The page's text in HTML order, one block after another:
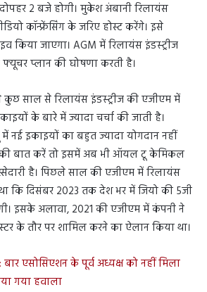
2 बजे होगी। मुकेश अंबानी रिलायंस
कॉन्फ्रेंसिंग के जरिए होस्ट करेंगे। इसे
किया जाएगा। AGM में रिलायंस इंडस्ट्रीज
प्लान की घोषणा करती है।
साल से रिलायंस इंडस्ट्रीज की एजीएम में
के बारे में ज्यादा चर्चा की जाती है।
नई इकाइयों का बहुत ज्यादा योगदान नहीं
की बात करें तो इसमें अब भी ऑयल टू केमिकल
है। पिछले साल की एजीएम में रिलायंस
कि दिसंबर 2023 तक देश भर में जियो की 5जी
इसके अलावा, 2021 की एजीएम में कंपनी ने
के तौर पर शामिल करने का ऐलान किया था।
एसोसिएशन के पूर्व अध्यक्ष को नहीं मिला
गया हवाला